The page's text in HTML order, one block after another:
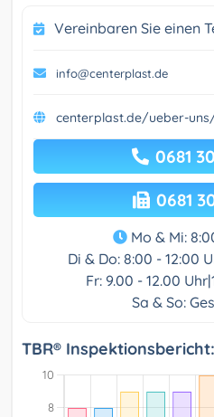
Vereinbaren Sie einen
info@centerplast.de
centerplast.de/ueber-
0681
0681
Mo & Mi:
Di & Do: 8:00 - 12:00
Fr: 9.00 - 12.00
Sa & So:
TBR® Inspektionsbericht: